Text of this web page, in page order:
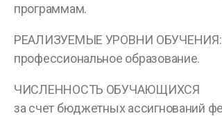
программам.
РЕАЛИЗУЕМЫЕ УРОВНИ ОБУЧЕНИЯ:
профессиональное образование.
ЧИСЛЕННОСТЬ ОБУЧАЮЩИХСЯ
за счет бюджетных ассигнований